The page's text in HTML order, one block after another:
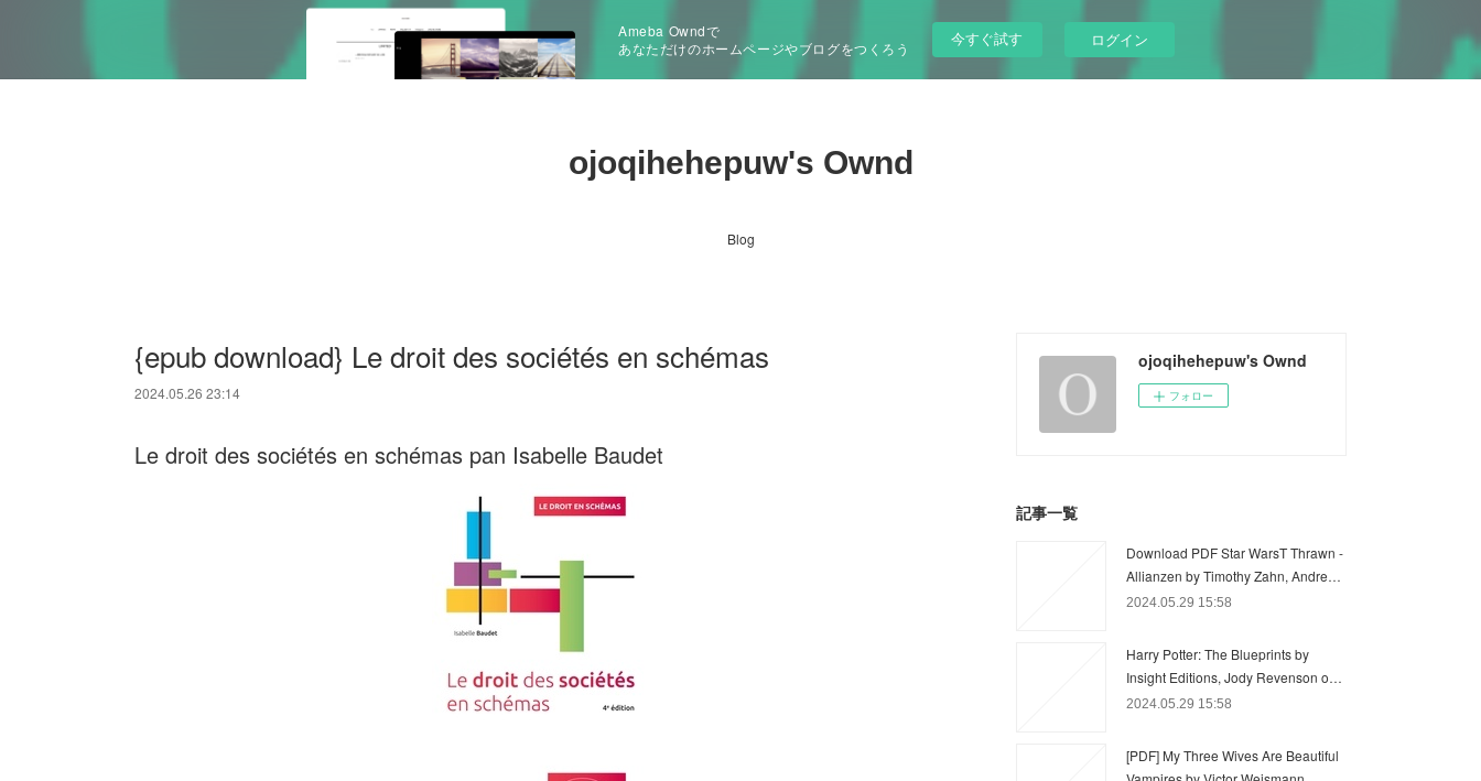
Ameba Owndで
あなただけのホームページやブログをつくろう
今すぐ試す ログイン
ojoqihehepuw's Ownd
Blog
{epub download} Le droit des sociétés en schémas
2024.05.26 23:14
Le droit des sociétés en schémas pan Isabelle Baudet
ojoqihehepuw's Ownd
フォロー
記事一覧
Download PDF Star WarsT Thrawn -
Allianzen by Timothy Zahn, Andre…
2024.05.29 15:58
Harry Potter: The Blueprints by
Insight Editions, Jody Revenson o…
2024.05.29 15:58
[PDF] My Three Wives Are Beautiful